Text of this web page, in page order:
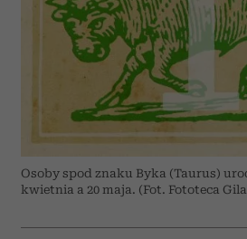
Osoby spod znaku Byka (Taurus)
kwietnia a 20 maja. (Fot. Fototeca